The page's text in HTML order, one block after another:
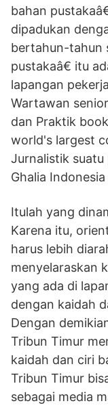
bahan
dipadukan
bertahun-tahun
pustakaâ€ itu
lapangan
Wartawan
dan Praktik
world's largest
Jurnalistik
Ghalia
Itulah yang
Karena itu,
harus lebih
menyelaraskan
yang ada di
dengan kaidah
Dengan
Tribun Timur
kaidah dan ciri
Tribun Timur
sebagai media